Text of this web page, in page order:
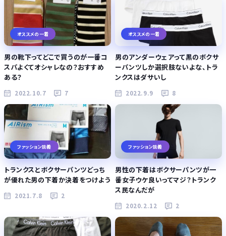
オススメの一着
男の靴下ってどこで買うのが一番コ
スパよくてオシャレなの？おすすめ
ある？
2022.10.7 7
オススメの一着
男のアンダーウェアって黒のボクサ
ーパンツしか選択肢ないよな、トラ
ンクスはダサいし
2022.9.9 8
ファッション談義
トランクスとボクサーパンツどっち
が優れた男の下着か決着をつけよう
2021.7.8 2
ファッション談義
男性の下着はボクサーパンツが一
番女子ウケ良いってマジ？トランク
ス民なんだが
2020.2.12 2